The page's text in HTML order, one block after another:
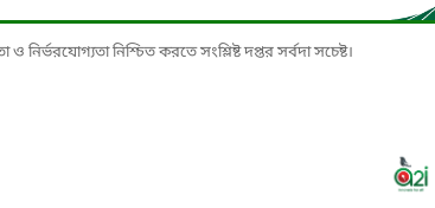
নিশ্চিত করতে সংশ্লিষ্ট দপ্তর সর্বদা সচেষ্ট।